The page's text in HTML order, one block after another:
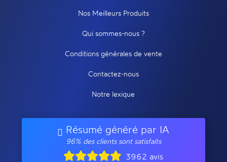
Nos Meilleurs Produits
Qui sommes-nous ?
Conditions générales de vente
Contactez-nous
Notre lexique
Résumé généré par IA
96% des clients sont satisfaits
3962 avis